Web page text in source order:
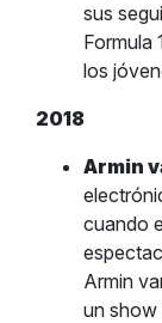
sus
Formula
los
2018
Armin
cuando
Armin
un show